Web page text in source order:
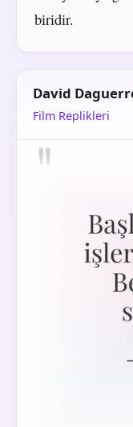
biridir.
David
Film Replikleri